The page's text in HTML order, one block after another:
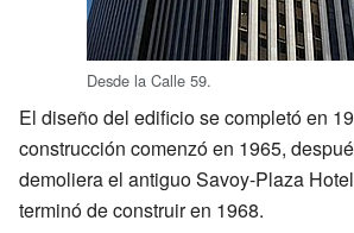
Desde la Calle 59.
El diseño del edificio se completó en
construcción comenzó en 1965,
demoliera el antiguo Savoy-Plaza
terminó de construir en 1968.